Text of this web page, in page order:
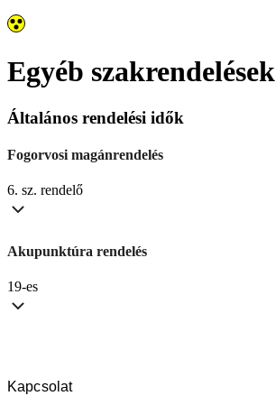
Egyéb szakrendelések
Általános rendelési idők
Fogorvosi magánrendelés
6. sz. rendelő
Akupunktúra rendelés
19-es
Kapcsolat